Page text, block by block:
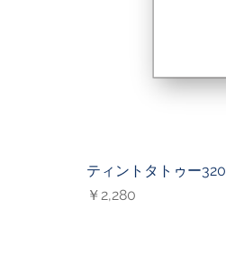
ティントタトゥー320
価格
￥2,280